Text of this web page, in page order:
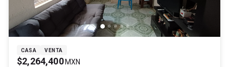
CASA VENTA
$2,264,400 MXN